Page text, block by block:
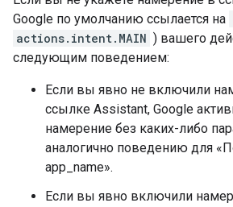
Google по умолчанию ссылается на
actions.intent.MAIN ) вашего
следующим поведением:
Если вы явно не включили
ссылке Assistant, Google
намерение без каких-либо
аналогично поведению для
app_name».
Если вы явно включили